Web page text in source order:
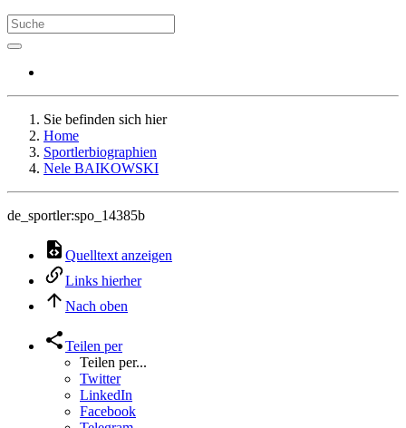
Sie befinden sich hier
Home
Sportlerbiographien
Nele BAIKOWSKI
de_sportler:spo_14385b
Quelltext anzeigen
Links hierher
Nach oben
Teilen per
Teilen per...
Twitter
LinkedIn
Facebook